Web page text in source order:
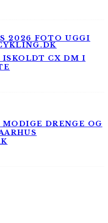
ISKOLDT CX DM I
DRENGE OG